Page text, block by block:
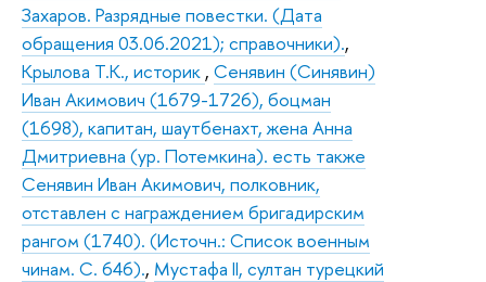
Захаров. Разрядные повестки. (Дата
обращения 03.06.2021); справочники).,
Крылова Т.К., историк , Сенявин (Синявин)
Иван Акимович (1679-1726), боцман
(1698), капитан, шаутбенахт, жена Анна
Дмитриевна (ур. Потемкина). есть также
Сенявин Иван Акимович, полковник,
отставлен с награждением бригадирским
рангом (1740). (Источн.: Список военным
чинам. С. 646)., Мустафа II, султан турецкий